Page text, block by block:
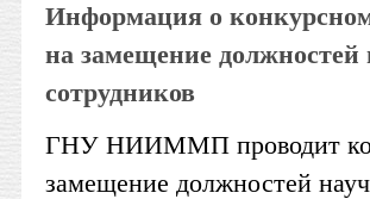
Информация о
на замещение должностей
сотрудников
ГНУ НИИММП проводит
замещение должностей